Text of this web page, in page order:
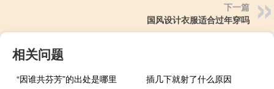
下一篇
国风设计衣服适合过年穿吗
相关问题
“因谁共芬芳”的出处是哪里
插几下就射了什么原因